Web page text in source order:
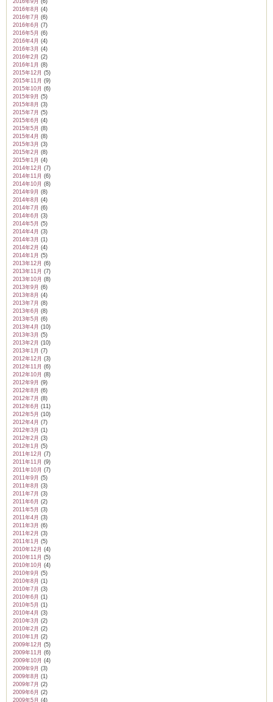
2016年9月 (6)
2016年8月 (4)
2016年7月 (6)
2016年6月 (7)
2016年5月 (6)
2016年4月 (4)
2016年3月 (4)
2016年2月 (2)
2016年1月 (8)
2015年12月 (5)
2015年11月 (9)
2015年10月 (6)
2015年9月 (5)
2015年8月 (3)
2015年7月 (5)
2015年6月 (4)
2015年5月 (8)
2015年4月 (8)
2015年3月 (3)
2015年2月 (8)
2015年1月 (4)
2014年12月 (7)
2014年11月 (6)
2014年10月 (8)
2014年9月 (8)
2014年8月 (4)
2014年7月 (6)
2014年6月 (3)
2014年5月 (5)
2014年4月 (3)
2014年3月 (1)
2014年2月 (4)
2014年1月 (5)
2013年12月 (6)
2013年11月 (7)
2013年10月 (8)
2013年9月 (6)
2013年8月 (4)
2013年7月 (8)
2013年6月 (8)
2013年5月 (6)
2013年4月 (10)
2013年3月 (5)
2013年2月 (10)
2013年1月 (7)
2012年12月 (3)
2012年11月 (6)
2012年10月 (8)
2012年9月 (9)
2012年8月 (6)
2012年7月 (8)
2012年6月 (11)
2012年5月 (10)
2012年4月 (7)
2012年3月 (1)
2012年2月 (3)
2012年1月 (5)
2011年12月 (7)
2011年11月 (9)
2011年10月 (7)
2011年9月 (5)
2011年8月 (3)
2011年7月 (3)
2011年6月 (2)
2011年5月 (3)
2011年4月 (3)
2011年3月 (6)
2011年2月 (3)
2011年1月 (5)
2010年12月 (4)
2010年11月 (5)
2010年10月 (4)
2010年9月 (5)
2010年8月 (1)
2010年7月 (3)
2010年6月 (1)
2010年5月 (1)
2010年4月 (3)
2010年3月 (2)
2010年2月 (2)
2010年1月 (2)
2009年12月 (5)
2009年11月 (6)
2009年10月 (4)
2009年9月 (3)
2009年8月 (1)
2009年7月 (2)
2009年6月 (2)
2009年5月 (4)